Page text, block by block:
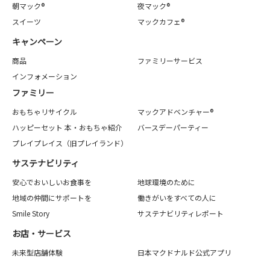
朝マック®
夜マック®
スイーツ
マックカフェ®
キャンペーン
商品
ファミリーサービス
インフォメーション
ファミリー
おもちゃリサイクル
マックアドベンチャー®
ハッピーセット 本・おもちゃ紹介
バースデーパーティー
プレイプレイス（旧プレイランド）
サステナビリティ
安心でおいしいお食事を
地球環境のために
地域の仲間にサポートを
働きがいをすべての人に
Smile Story
サステナビリティレポート
お店・サービス
未来型店舗体験
日本マクドナルド公式アプリ